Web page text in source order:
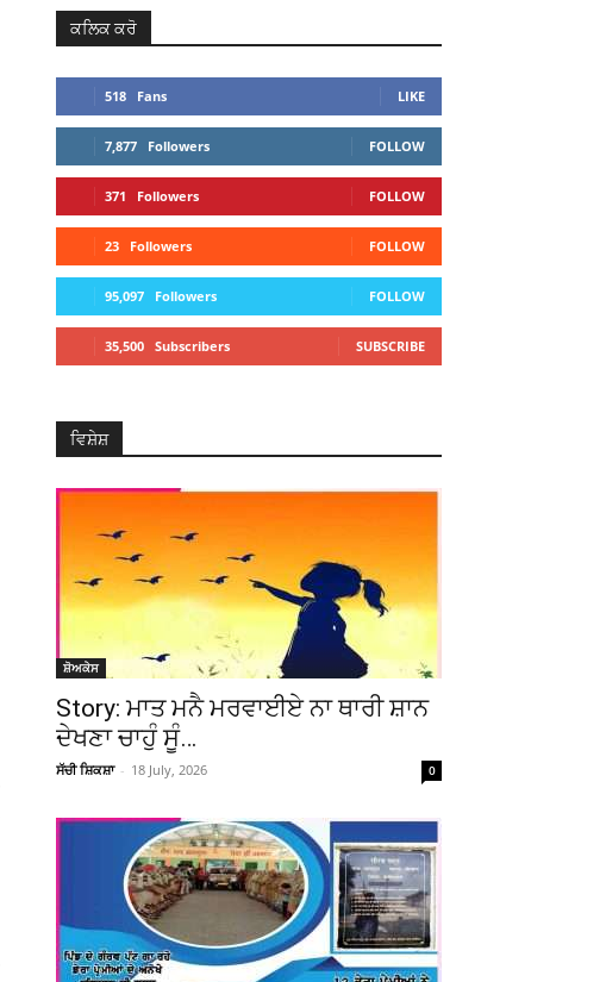
ਕਲਿਕ ਕਰੋ
518 Fans LIKE
7,877 Followers FOLLOW
371 Followers FOLLOW
23 Followers FOLLOW
95,097 Followers FOLLOW
35,500 Subscribers SUBSCRIBE
ਵਿਸ਼ੇਸ਼
ਸ਼ੋਅਕੇਸ
Story: ਮਾਤ ਮਨੈ ਮਰਵਾਈਏ ਨਾ ਥਾਰੀ ਸ਼ਾਨ
ਦੇਖਣਾ ਚਾਹੁੰ ਸੂੰ…
ਸੱਚੀ ਸ਼ਿਕਸ਼ਾ - 18 July, 2026 0